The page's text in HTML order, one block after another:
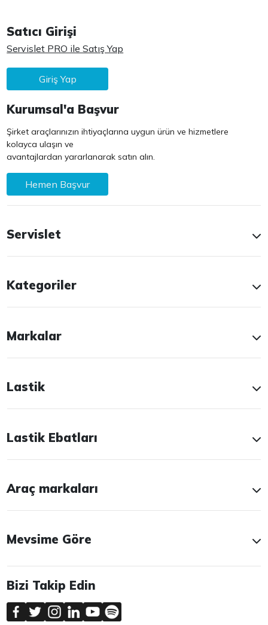
Satıcı Girişi
Servislet PRO ile Satış Yap
Giriş Yap
Kurumsal'a Başvur
Şirket araçlarınızın ihtiyaçlarına uygun ürün ve hizmetlere
kolayca ulaşın ve
avantajlardan yararlanarak satın alın.
Hemen Başvur
Servislet
Kategoriler
Markalar
Lastik
Lastik Ebatları
Araç markaları
Mevsime Göre
Bizi Takip Edin